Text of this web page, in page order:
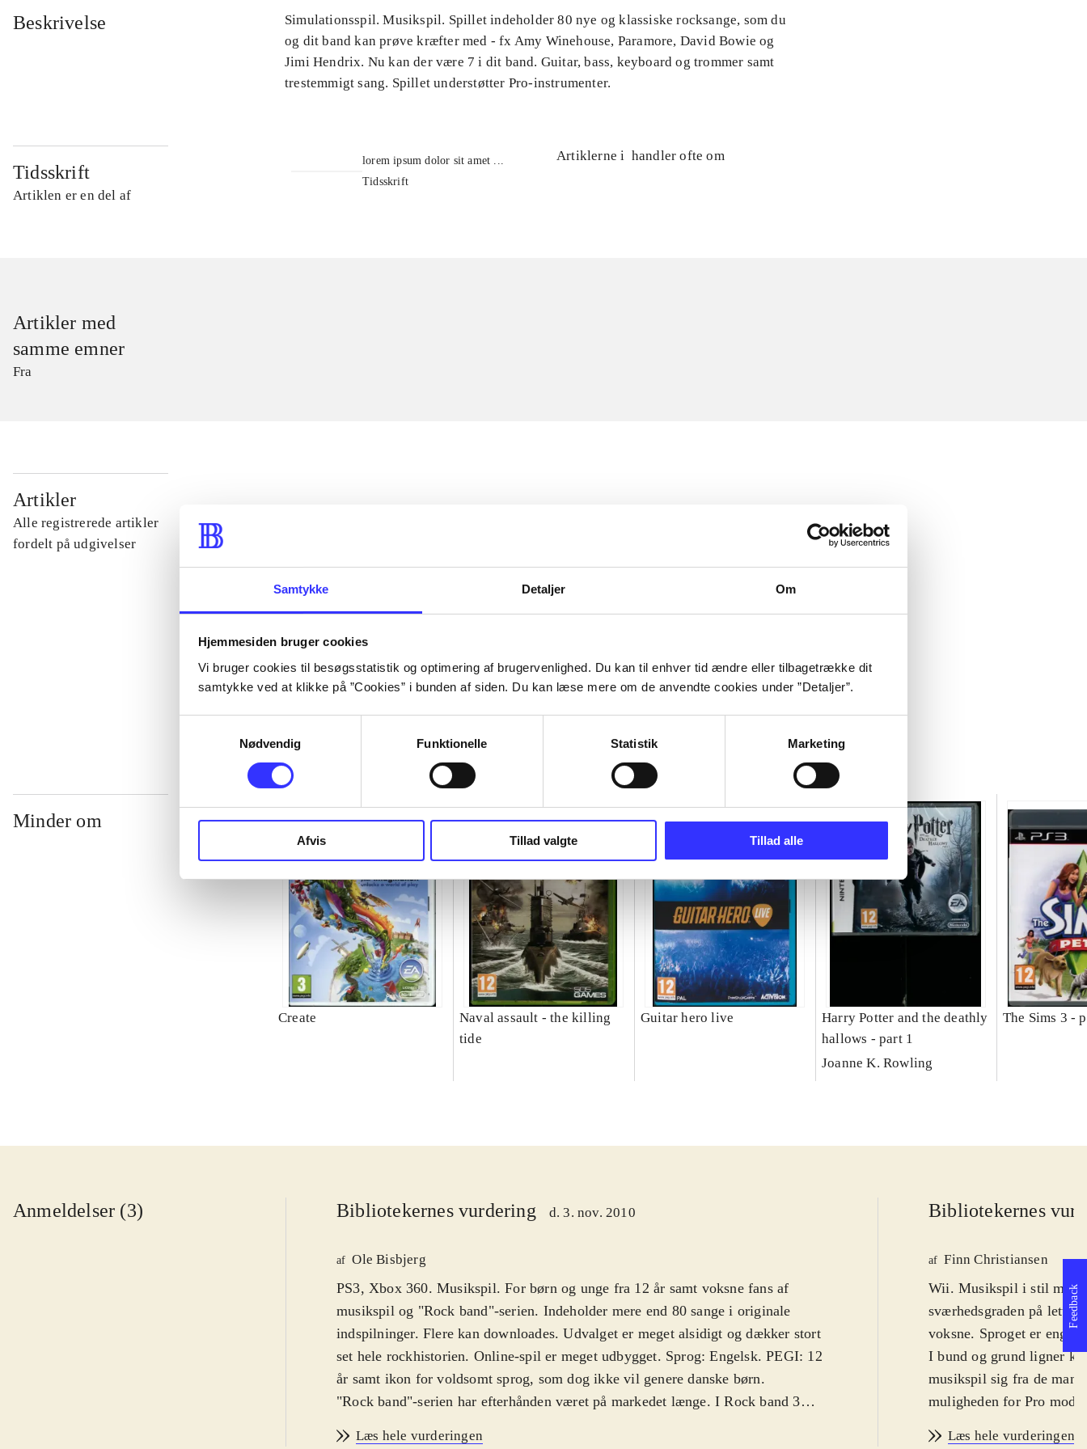
Samtykke Detaljer Om
Hjemmesiden bruger cookies
Vi bruger cookies til besøgsstatistik og optimering af brugervenlighed. Du kan til enhver tid ændre eller tilbagetrække dit
samtykke ved at klikke på ”Cookies” i bunden af siden. Du kan læse mere om de anvendte cookies under ”Detaljer”.
Nødvendig
Funktionelle Statistik Marketing
Afvis Tillad valgte Tillad alle
Beskrivelse
Simulationsspil. Musikspil. Spillet indeholder 80 nye og klassiske rocksange, som du
og dit band kan prøve kræfter med - fx Amy Winehouse, Paramore, David Bowie og
Jimi Hendrix. Nu kan der være 7 i dit band. Guitar, bass, keyboard og trommer samt
trestemmigt sang. Spillet understøtter Pro-instrumenter.
Tidsskrift
Artiklen er en del af
lorem ipsum dolor sit amet ...
Tidsskrift
Artiklerne i handler ofte om
Artikler med
samme emner
Fra
Artikler
Alle registrerede artikler
fordelt på udgivelser
...
...
Minder om
Create
Naval assault - the killing
tide
Guitar hero live
Harry Potter and the deathly
hallows - part 1
Joanne K. Rowling
The Sims 3 -
Anmeldelser (3) Bibliotekernes vurdering d. 3. nov. 2010
af Ole Bisbjerg
PS3, Xbox 360. Musikspil. For børn og unge fra 12 år samt voksne fans af
musikspil og "Rock band"-serien. Indeholder mere end 80 sange i originale
indspilninger. Flere kan downloades. Udvalget er meget alsidigt og dækker stort
set hele rockhistorien. Online-spil er meget udbygget. Sprog: Engelsk. PEGI: 12
år samt ikon for voldsomt sprog, som dog ikke vil genere danske børn.
"Rock band"-serien har efterhånden været på markedet længe. I Rock band 3
Læs hele vurderingen
Bibliotekernes
af Finn Christiansen
Wii. Musikspil i stil med
sværhedsgraden på
voksne. Sproget er
I bund og grund ligner
musikspil sig fra de
muligheden for Pro
Læs hele vurderingen
Feedback